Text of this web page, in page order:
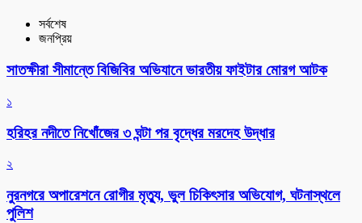
সর্বশেষ
জনপ্রিয়
সাতক্ষীরা সীমান্তে বিজিবির অভিযানে ভারতীয় ফাইটার মোরগ আটক
১
হরিহর নদীতে নিখোঁজের ৩ ঘন্টা পর বৃদ্ধের মরদেহ উদ্ধার
২
নুরনগরে অপারেশনে রোগীর মৃত্যু, ভুল চিকিৎসার অভিযোগ, ঘটনাস্থলে
পুলিশ